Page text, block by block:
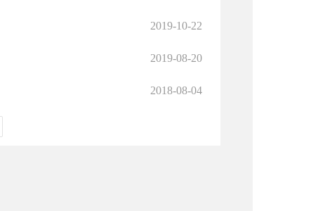
2019-10-22
2019-08-20
2018-08-04